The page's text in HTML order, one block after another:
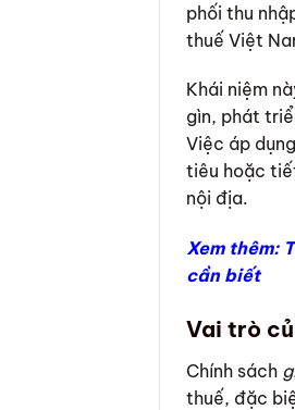
phối thu
thuế Việt
Khái niệm
gìn, phát
Việc áp
tiêu hoặc
nội địa.
Xem thêm:
cần biết
Vai trò
Chính sách
thuế, đặc